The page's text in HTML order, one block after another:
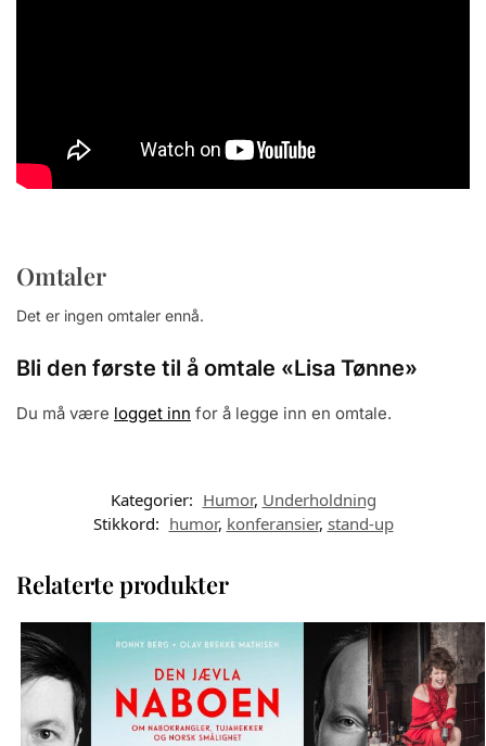
Omtaler
Det er ingen omtaler ennå.
Bli den første til å omtale «Lisa Tønne»
Du må være logget inn for å legge inn en omtale.
Kategorier: Humor, Underholdning
Stikkord: humor, konferansier, stand-up
Relaterte produkter